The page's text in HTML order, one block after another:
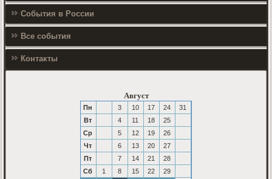
События в России
Все события
Контакты
Август
Пн 3 10 17 24
31
Вт
4 11 18
25
Ср
5 12 19
26
Чт
6 13 20
27
Пт
7 14 21
28
Сб
1 8 15 22
29